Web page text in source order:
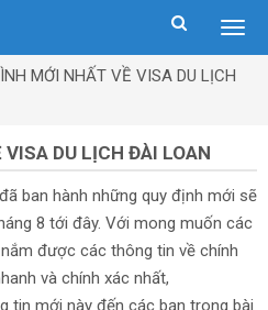
MỚI NHẤT VỀ VISA DU LỊCH
DU LỊCH ĐÀI LOAN
ban hành những quy định mới sẽ
8 tới đây. Với mong muốn các
được các thông tin về chính
và chính xác nhất,
tin mới này đến các bạn trong bài